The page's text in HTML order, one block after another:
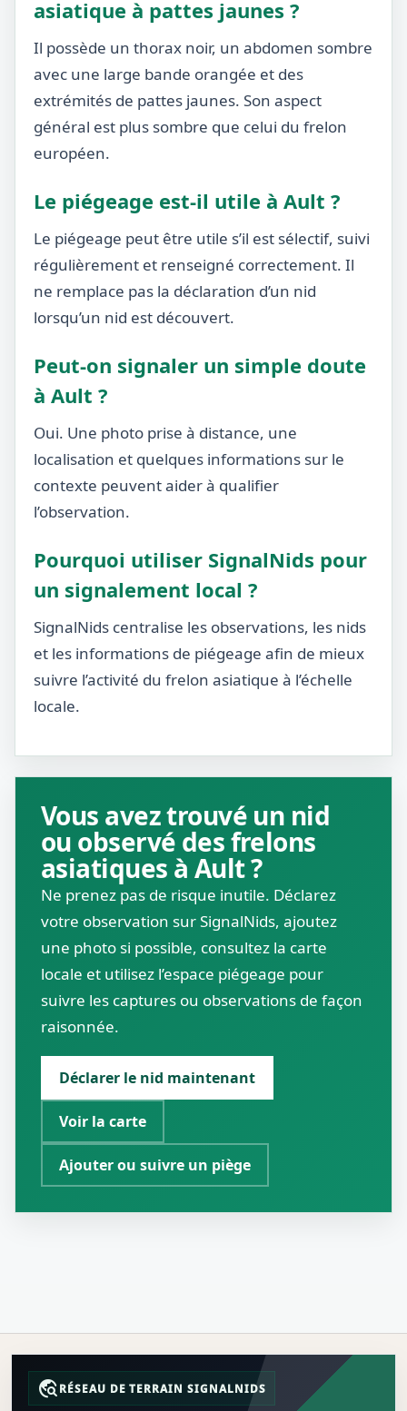
asiatique à pattes jaunes ?
Il possède un thorax noir, un abdomen sombre
avec une large bande orangée et des
extrémités de pattes jaunes. Son aspect
général est plus sombre que celui du frelon
européen.
Le piégeage est-il utile à Ault ?
Le piégeage peut être utile s’il est sélectif, suivi
régulièrement et renseigné correctement. Il
ne remplace pas la déclaration d’un nid
lorsqu’un nid est découvert.
Peut-on signaler un simple doute
à Ault ?
Oui. Une photo prise à distance, une
localisation et quelques informations sur le
contexte peuvent aider à qualifier
l’observation.
Pourquoi utiliser SignalNids pour
un signalement local ?
SignalNids centralise les observations, les nids
et les informations de piégeage afin de mieux
suivre l’activité du frelon asiatique à l’échelle
locale.
Vous avez trouvé un nid
ou observé des frelons
asiatiques à Ault ?
Ne prenez pas de risque inutile. Déclarez
votre observation sur SignalNids, ajoutez
une photo si possible, consultez la carte
locale et utilisez l’espace piégeage pour
suivre les captures ou observations de façon
raisonnée.
Déclarer le nid maintenant
Voir la carte
Ajouter ou suivre un piège
travel_exploreRÉSEAU DE TERRAIN SIGNALNIDS